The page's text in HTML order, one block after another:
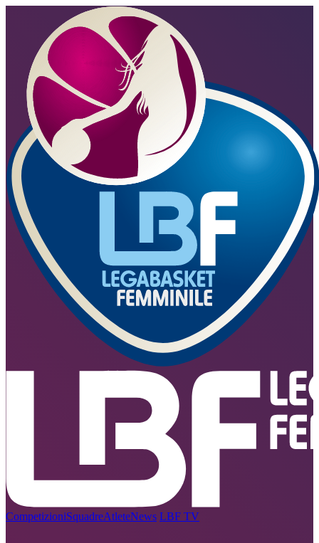
CompetizioniSquadreAtleteNews LBF TV